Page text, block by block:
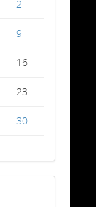
2
9
16
23
30